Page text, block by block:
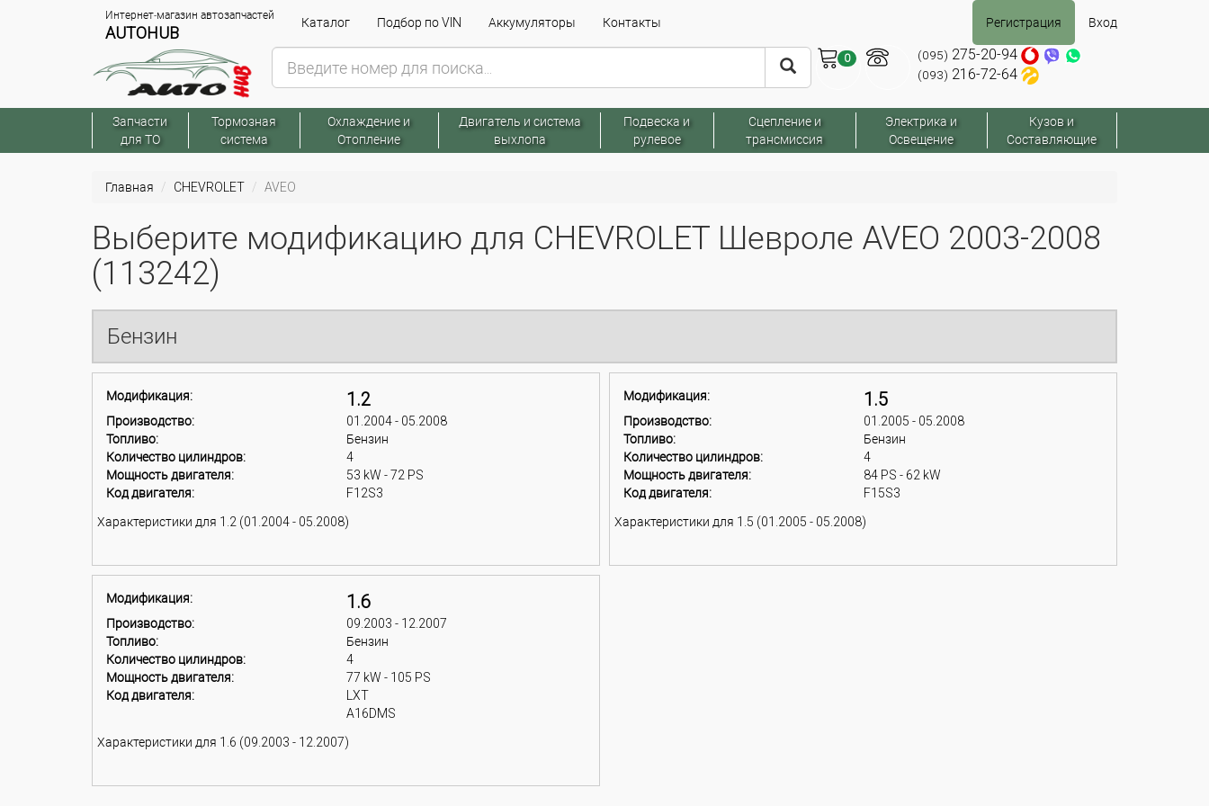
Интернет-магазин автозапчастей
AUTOHUB
Каталог Подбор по VIN Аккумуляторы Контакты Регистрация Вход
0 (095) 275-20-94
(093) 216-72-64
Запчасти
для ТО
Тормозная
система
Охлаждение и
Отопление
Двигатель и система
выхлопа
Подвеска и
рулевое
Сцепление и
трансмиссия
Электрика и
Освещение
Кузов и
Составляющие
Главная CHEVROLET AVEO
Выберите модификацию для CHEVROLET Шевроле AVEO 2003-2008
(113242)
Бензин
Модификация: 1.2
Производство:
01.2004 - 05.2008
Топливо:
Бензин
Количество цилиндров:
4
Мощность двигателя:
53 kW - 72 PS
Код двигателя:
F12S3
Характеристики для 1.2 (01.2004 - 05.2008)
Модификация: 1.5
Производство:
01.2005 - 05.2008
Топливо:
Бензин
Количество цилиндров:
4
Мощность двигателя:
84 PS - 62 kW
Код двигателя:
F15S3
Характеристики для 1.5 (01.2005 - 05.2008)
Модификация: 1.6
Производство:
09.2003 - 12.2007
Топливо:
Бензин
Количество цилиндров:
4
Мощность двигателя:
77 kW - 105 PS
Код двигателя:
LXT
A16DMS
Характеристики для 1.6 (09.2003 - 12.2007)